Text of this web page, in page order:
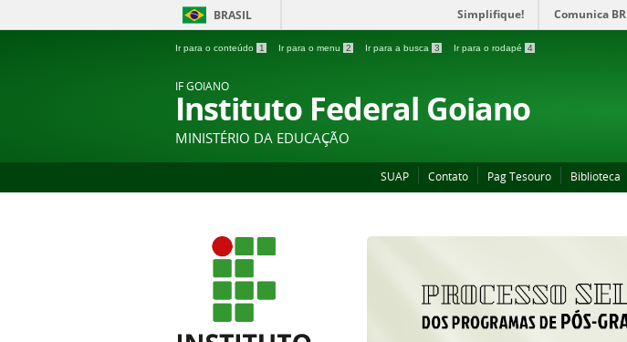
BRASIL Simplifique! Comunica BR
Ir para o conteúdo 1 Ir para o menu 2 Ir para a busca 3 Ir para o rodapé 4
IF GOIANO
Instituto Federal Goiano
MINISTÉRIO DA EDUCAÇÃO
SUAP Contato Pag Tesouro Biblioteca